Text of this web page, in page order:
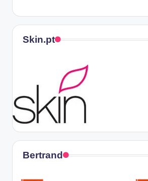
Skin.pt
Bertrand